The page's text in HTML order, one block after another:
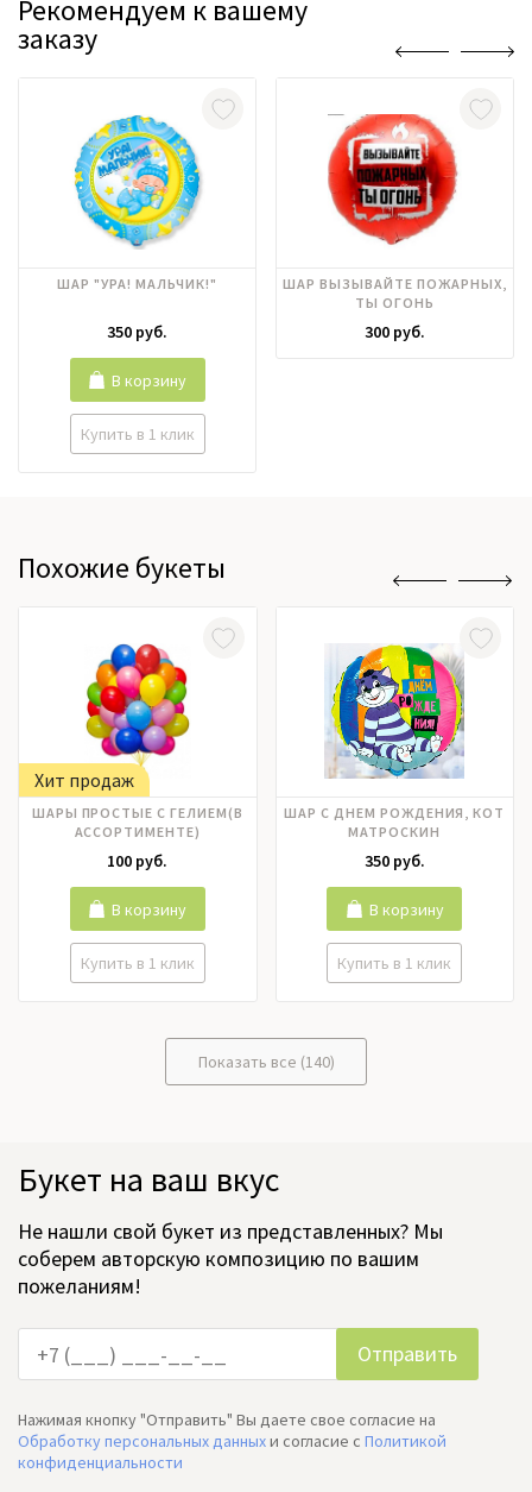
Рекомендуем к вашему
заказу
ШАР "УРА! МАЛЬЧИК!"
350 руб.
Купить в 1 клик
В корзину
ШАР ВЫЗЫВАЙТЕ ПОЖАРНЫХ,
ТЫ ОГОНЬ
300 руб.
Похожие букеты
Хит продаж
ШАРЫ ПРОСТЫЕ С ГЕЛИЕМ(В
АССОРТИМЕНТЕ)
100 руб.
Купить в 1 клик
В корзину
ШАР С ДНЕМ РОЖДЕНИЯ, КОТ
МАТРОСКИН
350 руб.
Купить в 1 клик
В корзину
Показать все (140)
Букет на ваш вкус
Не нашли свой букет из представленных? Мы
соберем авторскую композицию по вашим
пожеланиям!
Нажимая кнопку "Отправить" Вы даете свое согласие на
Обработку персональных данныхи согласие c Политикой
конфиденциальности